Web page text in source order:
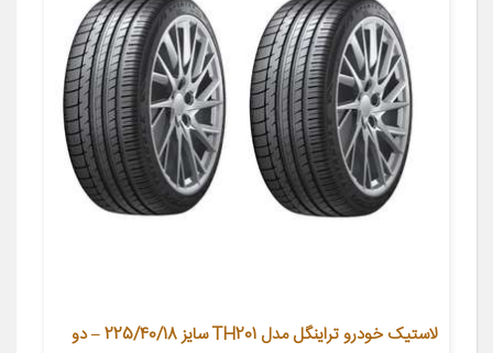
لاستیک خودرو تراینگل مدل TH201 سایز 225/40/18 – دو